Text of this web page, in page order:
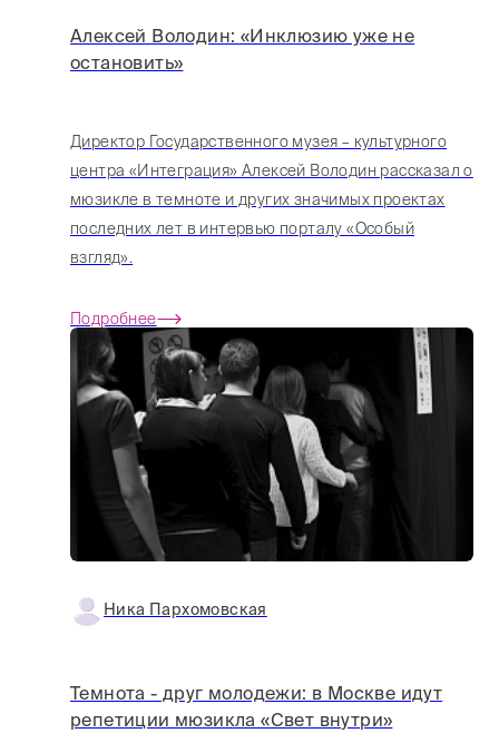
Алексей Володин: «Инклюзию уже не
остановить»
Директор Государственного музея – культурного
центра «Интеграция» Алексей Володин рассказал о
мюзикле в темноте и других значимых проектах
последних лет в интервью порталу «Особый
взгляд».
Подробнее
Ника Пархомовская
Темнота - друг молодежи: в Москве идут
репетиции мюзикла «Свет внутри»